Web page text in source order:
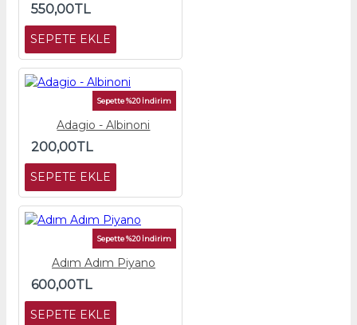
550,00TL
SEPETE EKLE
Sepette %20 İndirim
Adagio - Albinoni
200,00TL
SEPETE EKLE
Sepette %20 İndirim
Adım Adım Piyano
600,00TL
SEPETE EKLE